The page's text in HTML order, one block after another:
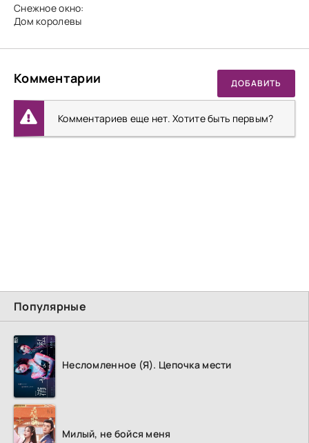
Популярные
Несломленное (Я). Цепочка мести
Милый, не бойся меня
Снежное окно:
Дом королевы
Комментарии ДОБАВИТЬ
Комментариев еще нет. Хотите быть первым?